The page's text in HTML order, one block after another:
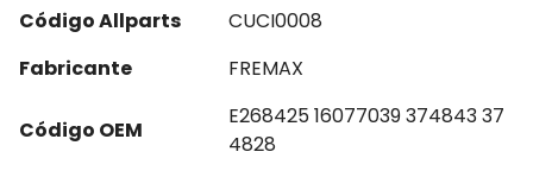
Código Allparts
CUCI0008
Fabricante
FREMAX
Código OEM
E268425 16077039 374843 37
4828